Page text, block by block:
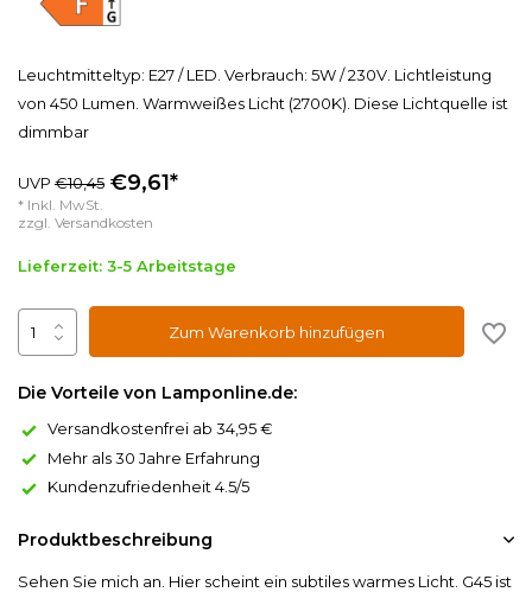
Leuchtmitteltyp: E27 / LED. Verbrauch: 5W / 230V. Lichtleistung
von 450 Lumen. Warmweißes Licht (2700K). Diese Lichtquelle ist
dimmbar
UVP €10,45 €9,61*
* Inkl. MwSt.
zzgl. Versandkosten
Lieferzeit: 3-5 Arbeitstage
Zum Warenkorb hinzufügen
Die Vorteile von Lamponline.de:
Versandkostenfrei ab 34,95 €
Mehr als 30 Jahre Erfahrung
Kundenzufriedenheit 4.5/5
Produktbeschreibung
Sehen Sie mich an. Hier scheint ein subtiles warmes Licht. G45 ist